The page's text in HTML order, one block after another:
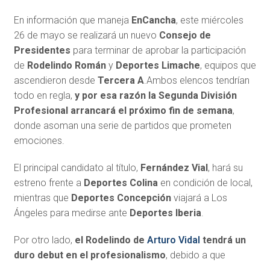
En información que maneja EnCancha, este miércoles
26 de mayo se realizará un nuevo Consejo de
Presidentes para terminar de aprobar la participación
de Rodelindo Román y Deportes Limache, equipos que
ascendieron desde Tercera A.Ambos elencos tendrían
todo en regla, y por esa razón la Segunda División
Profesional arrancará el próximo fin de semana,
donde asoman una serie de partidos que prometen
emociones.
El principal candidato al título, Fernández Vial , hará su
estreno frente a Deportes Colina en condición de local,
mientras que Deportes Concepción viajará a Los
Ángeles para medirse ante Deportes Iberia.
Por otro lado, el Rodelindo de Arturo Vidal tendrá un
duro debut en el profesionalismo, debido a que